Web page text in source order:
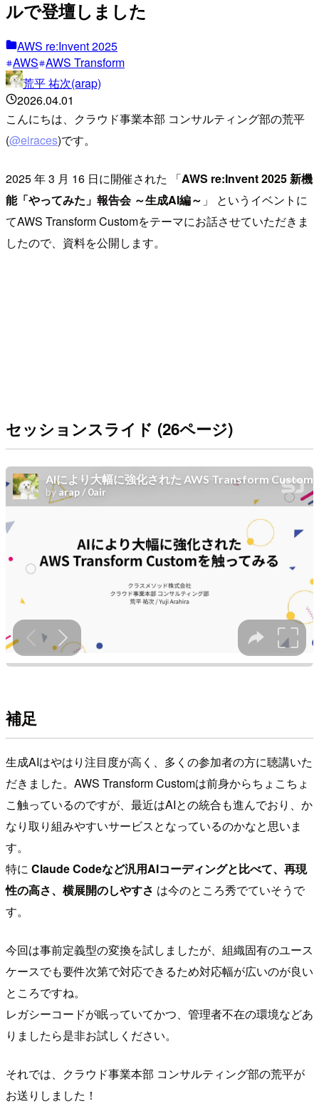
ルで登壇しました
AWS re:Invent 2025
AWS AWS Transform
荒平 祐次(arap)
2026.04.01
こんにちは、クラウド事業本部 コンサルティング部の荒平
(@eiraces)です。
2025 年 3 月 16 日に開催された 「AWS re:Invent 2025 新機
能「やってみた」報告会 ～生成AI編～ 」 というイベントに
てAWS Transform Customをテーマにお話させていただきま
したので、資料を公開します。
セッションスライド (26ページ)
補足
生成AIはやはり注目度が高く、多くの参加者の方に聴講いた
だきました。AWS Transform Customは前身からちょこちょ
こ触っているのですが、最近はAIとの統合も進んでおり、か
なり取り組みやすいサービスとなっているのかなと思いま
す。
特に Claude Codeなど汎用AIコーディングと比べて、再現
性の高さ、横展開のしやすさ は今のところ秀でていそうで
す。
今回は事前定義型の変換を試しましたが、組織固有のユース
ケースでも要件次第で対応できるため対応幅が広いのが良い
ところですね。
レガシーコードが眠っていてかつ、管理者不在の環境などあ
りましたら是非お試しください。
それでは、クラウド事業本部 コンサルティング部の荒平が
お送りしました！